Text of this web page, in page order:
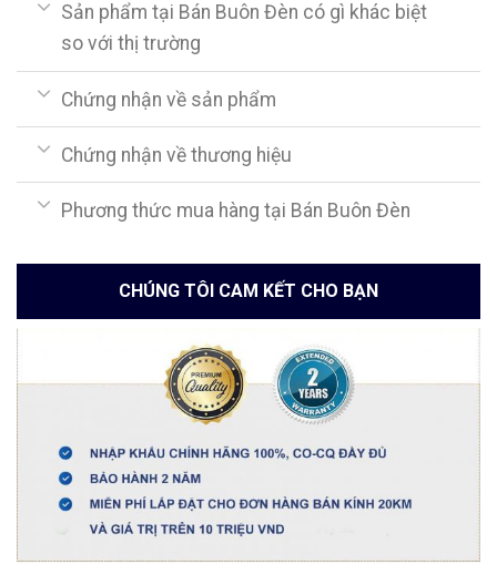
Sản phẩm tại Bán Buôn Đèn có gì khác biệt
so với thị trường
Chứng nhận về sản phẩm
Chứng nhận về thương hiệu
Phương thức mua hàng tại Bán Buôn Đèn
CHÚNG TÔI CAM KẾT CHO BẠN